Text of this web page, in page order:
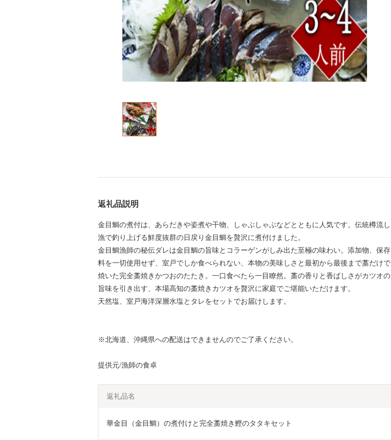
返礼品説明
金目鯛の煮付は、あらだきや姿煮や干物、しゃぶしゃぶなどとともに人気です。伝統樽流し
漁で釣り上げる鮮度抜群の日戻り金目鯛を贅沢に煮付けました。
金目鯛漁師の秘伝ダレは金目鯛の旨味とコラーゲンがしみ出た至極の味わい。添加物、保存
料を一切使用せず、室戸でしか食べられない、本物の美味しさと最初から最後まで藁だけで
焼いた完全藁焼きかつおのたたき。一口食べたら一目瞭然。藁の香りと香ばしさがカツオの
旨味を引き出す、本場高知の藁焼きカツオを贅沢に家庭でご堪能いただけます。
天然塩、室戸海洋深層水塩とタレをセットでお届けします。
※北海道、沖縄県への配送はできませんのでご了承ください。
提供元/漁師の食卓
返礼品名
華金目（金目鯛）の煮付けと完全藁焼き鰹のタタキセット